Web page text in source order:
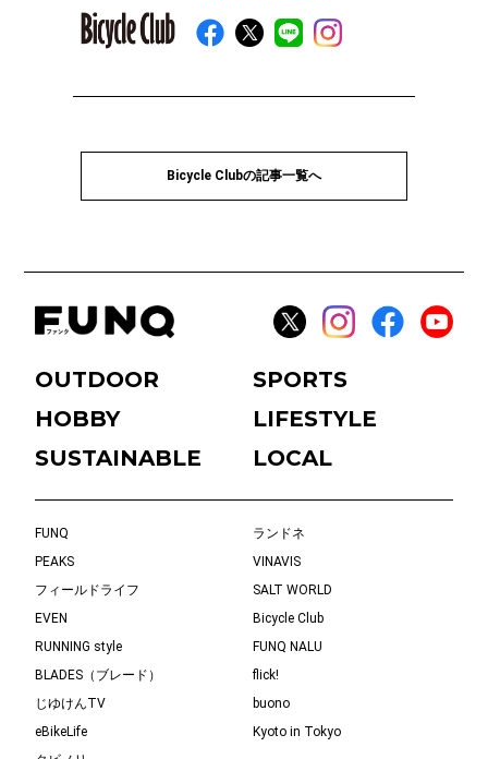
Bicycle Clubの記事一覧へ
OUTDOOR
SPORTS
HOBBY
LIFESTYLE
SUSTAINABLE
LOCAL
FUNQ
ランドネ
PEAKS
VINAVIS
フィールドライフ
SALT WORLD
EVEN
Bicycle Club
RUNNING style
FUNQ NALU
BLADES（ブレード）
flick!
じゆけんTV
buono
eBikeLife
Kyoto in Tokyo